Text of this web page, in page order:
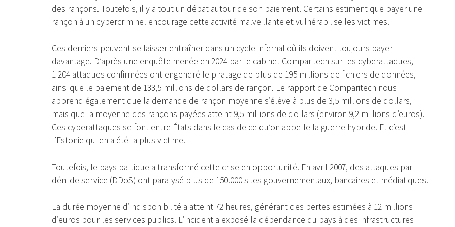
des rançons. Toutefois, il y a tout un débat autour de son paiement. Certains estiment que payer une
rançon à un cybercriminel encourage cette activité malveillante et vulnérabilise les victimes.
Ces derniers peuvent se laisser entraîner dans un cycle infernal où ils doivent toujours payer
davantage. D’après une enquête menée en 2024 par le cabinet Comparitech sur les cyberattaques,
1 204 attaques confirmées ont engendré le piratage de plus de 195 millions de fichiers de données,
ainsi que le paiement de 133,5 millions de dollars de rançon. Le rapport de Comparitech nous
apprend également que la demande de rançon moyenne s’élève à plus de 3,5 millions de dollars,
mais que la moyenne des rançons payées atteint 9,5 millions de dollars (environ 9,2 millions d’euros).
Ces cyberattaques se font entre États dans le cas de ce qu’on appelle la guerre hybride. Et c’est
l’Estonie qui en a été la plus victime.
Toutefois, le pays baltique a transformé cette crise en opportunité. En avril 2007, des attaques par
déni de service (DDoS) ont paralysé plus de 150.000 sites gouvernementaux, bancaires et médiatiques.
La durée moyenne d’indisponibilité a atteint 72 heures, générant des pertes estimées à 12 millions
d’euros pour les services publics. L’incident a exposé la dépendance du pays à des infrastructures